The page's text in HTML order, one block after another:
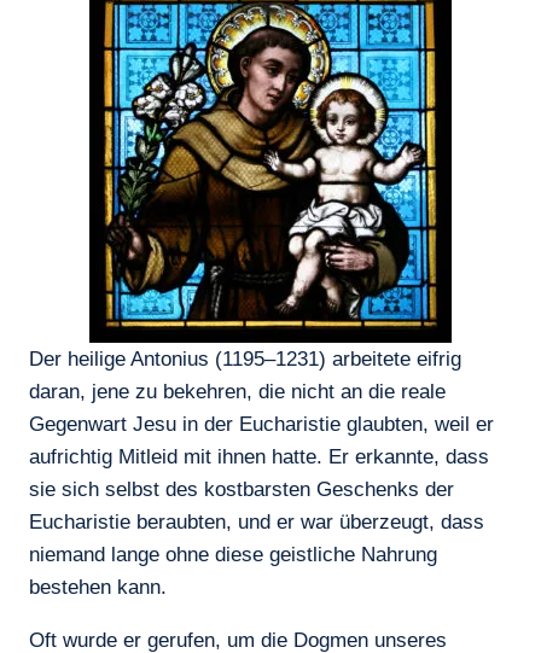
Der heilige Antonius (1195–1231) arbeitete eifrig
daran, jene zu bekehren, die nicht an die reale
Gegenwart Jesu in der Eucharistie glaubten, weil er
aufrichtig Mitleid mit ihnen hatte. Er erkannte, dass
sie sich selbst des kostbarsten Geschenks der
Eucharistie beraubten, und er war überzeugt, dass
niemand lange ohne diese geistliche Nahrung
bestehen kann.
Oft wurde er gerufen, um die Dogmen unseres